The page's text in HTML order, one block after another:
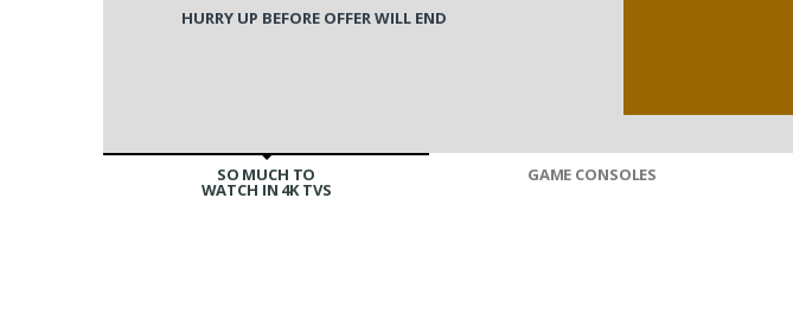
HURRY UP BEFORE OFFER WILL END
SO MUCH TO
WATCH IN 4K TVS
GAME CONSOLES